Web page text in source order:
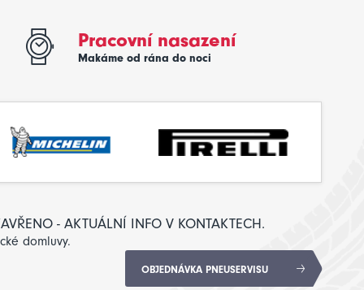
Pracovní nasazení
Makáme od rána do noci
- AKTUÁLNÍ INFO V KONTAKTECH.
domluvy.
OBJEDNÁVKA PNEUSERVISU